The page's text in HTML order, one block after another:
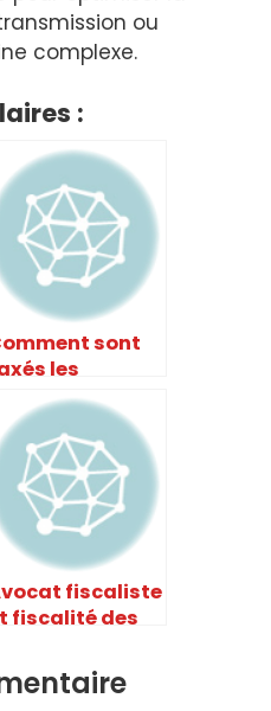
ou
complexe.
:
sont
les
dividendes dans
un CTO ?
fiscaliste
fiscalité des
titres (fusions
split)